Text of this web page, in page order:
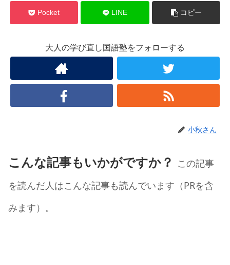
Pocket LINE コピー
大人の学び直し国語塾をフォローする
小秋さん
こんな記事もいかがですか？ この記事
を読んだ人はこんな記事も読んでいます（PRを含
みます）。